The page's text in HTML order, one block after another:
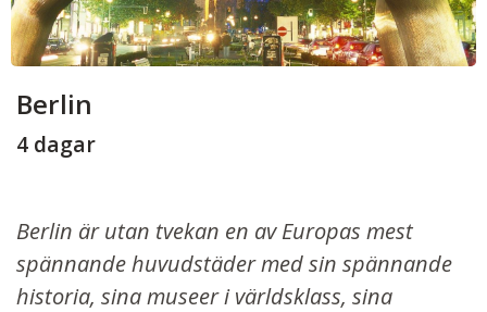
Berlin
4 dagar
Berlin är utan tvekan en av Europas mest
spännande huvudstäder med sin spännande
historia, sina museer i världsklass, sina